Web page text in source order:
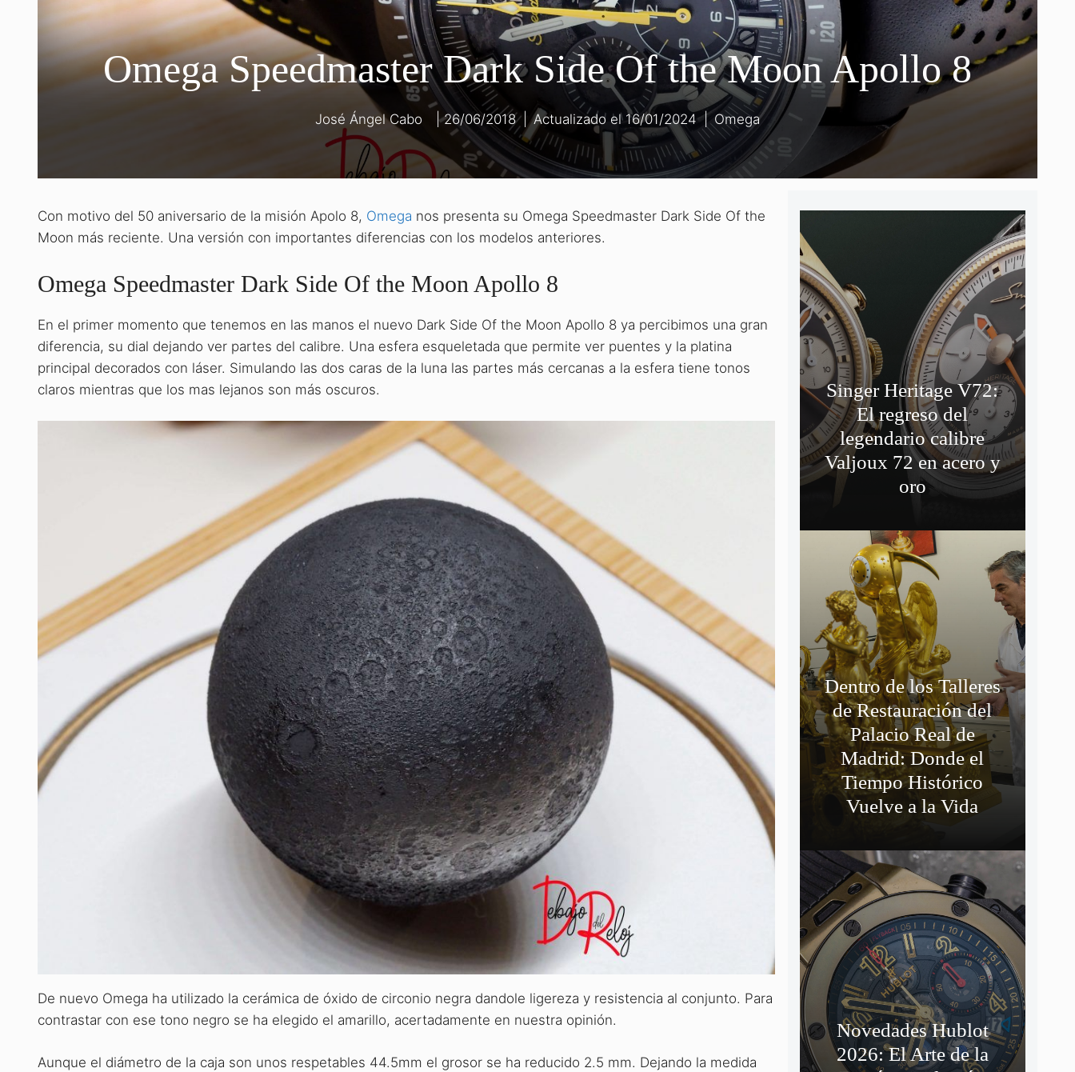
Omega Speedmaster Dark Side Of the Moon Apollo 8
José Ángel Cabo 16/01/2024
26/06/2018 | Omega
Con motivo del 50 aniversario de la misión Apolo 8, Omega nos presenta su Omega Speedmaster Dark Side Of the
Moon más reciente. Una versión con importantes diferencias con los modelos anteriores.
Omega Speedmaster Dark Side Of the Moon Apollo 8
En el primer momento que tenemos en las manos el nuevo Dark Side Of the Moon Apollo 8 ya percibimos una gran
diferencia, su dial dejando ver partes del calibre. Una esfera esqueletada que permite ver puentes y la platina
principal decorados con láser. Simulando las dos caras de la luna las partes más cercanas a la esfera tiene tonos
claros mientras que los mas lejanos son más oscuros.
De nuevo Omega ha utilizado la cerámica de óxido de circonio negra dandole ligereza y resistencia al conjunto. Para
contrastar con ese tono negro se ha elegido el amarillo, acertadamente en nuestra opinión.
Aunque el diámetro de la caja son unos respetables 44.5mm el grosor se ha reducido 2.5 mm. Dejando la medida
Singer Heritage V72:
El regreso del
legendario calibre
Valjoux 72 en acero y
oro
Dentro de los Talleres
de Restauración del
Palacio Real de
Madrid: Donde el
Tiempo Histórico
Vuelve a la Vida
Novedades Hublot
2026: El Arte de la